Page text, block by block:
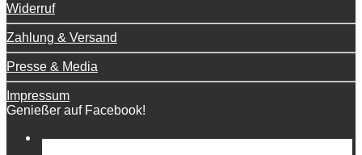
Widerruf
Zahlung & Versand
Presse & Media
Impressum
Genießer auf Facebook!